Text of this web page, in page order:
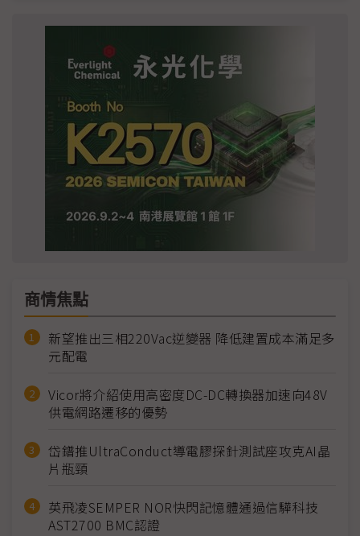
商情焦點
新望推出三相220Vac逆變器 降低建置成本滿足多
元配電
Vicor將介紹使用高密度DC-DC轉換器加速向48V
供電網路遷移的優勢
岱鐠推UltraConduct導電膠探針測試座攻克AI晶
片瓶頸
英飛凌SEMPER NOR快閃記憶體通過信驊科技
AST2700 BMC認證